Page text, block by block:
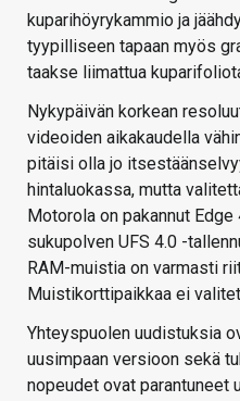
kuparihöyrykammio ja
tyypilliseen tapaan myös
taakse liimattua
Nykypäivän korkean
videoiden aikakaudella
pitäisi olla jo
hintaluokassa, mutta
Motorola on pakannut
sukupolven UFS 4.0 -
RAM-muistia on varmasti
Muistikorttipaikkaa ei
Yhteyspuolen uudistuksia
uusimpaan versioon sekä
nopeudet ovat parantuneet